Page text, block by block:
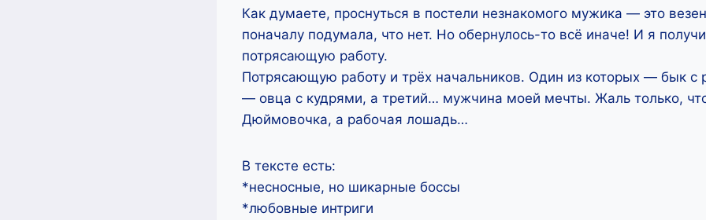
Как думаете, проснуться в постели незнакомого мужика — это
поначалу подумала, что нет. Но обернулось-то всё иначе! И я
потрясающую работу.
Потрясающую работу и трёх начальников. Один из которых — бык с
— овца с кудрями, а третий… мужчина моей мечты. Жаль только,
Дюймовочка, а рабочая лошадь…
В тексте есть:
*несносные, но шикарные боссы
*любовные интриги